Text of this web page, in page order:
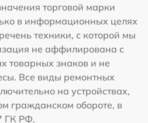
торговой марки
в информационных целях
техники, с которой мы
не аффилирована с
товарных знаков и не
Все виды ремонтных
на устройствах,
гражданском обороте, в
ГК РФ.